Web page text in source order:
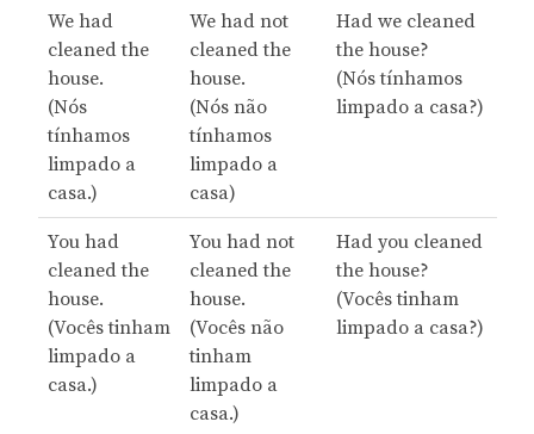
We had
cleaned the
house.
(Nós
tínhamos
limpado a
casa.)
We had not
cleaned the
house.
(Nós não
tínhamos
limpado a
casa)
Had we cleaned
the house?
(Nós tínhamos
limpado a casa?)
You had
cleaned the
house.
(Vocês tinham
limpado a
casa.)
You had not
cleaned the
house.
(Vocês não
tinham
limpado a
casa.)
Had you cleaned
the house?
(Vocês tinham
limpado a casa?)